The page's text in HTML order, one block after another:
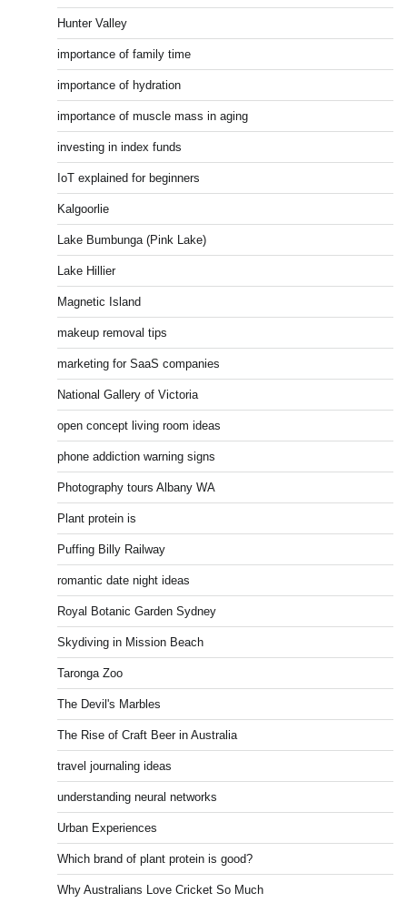
Hunter Valley
importance of family time
importance of hydration
importance of muscle mass in aging
investing in index funds
IoT explained for beginners
Kalgoorlie
Lake Bumbunga (Pink Lake)
Lake Hillier
Magnetic Island
makeup removal tips
marketing for SaaS companies
National Gallery of Victoria
open concept living room ideas
phone addiction warning signs
Photography tours Albany WA
Plant protein is
Puffing Billy Railway
romantic date night ideas
Royal Botanic Garden Sydney
Skydiving in Mission Beach
Taronga Zoo
The Devil's Marbles
The Rise of Craft Beer in Australia
travel journaling ideas
understanding neural networks
Urban Experiences
Which brand of plant protein is good?
Why Australians Love Cricket So Much